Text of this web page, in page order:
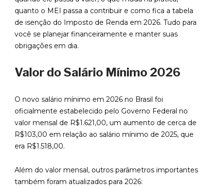
quanto o MEI passa a contribuir e como fica a tabela
de isenção do Imposto de Renda em 2026. Tudo para
você se planejar financeiramente e manter suas
obrigações em dia.
Valor do Salário Mínimo 2026
O novo salário mínimo em 2026 no Brasil foi
oficialmente estabelecido pelo Governo Federal no
valor mensal de R$1.621,00, um aumento de cerca de
R$103,00 em relação ao salário mínimo de 2025, que
era R$1.518,00.
Além do valor mensal, outros parâmetros importantes
também foram atualizados para 2026: